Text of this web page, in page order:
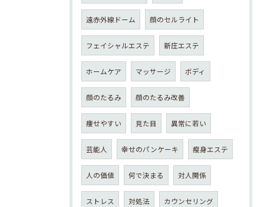
遠赤外線ドーム 顔のセルライト
フェイシャルエステ 新庄エステ
ホームケア マッサージ ボディ
顔のたるみ 顔のたるみ改善
痩せやすい 見た目 異常に若い
芸能人 幸せのパンケーキ 瘦身エステ
人の価値 何で決まる 対人関係
ストレス 対処法 カウンセリング